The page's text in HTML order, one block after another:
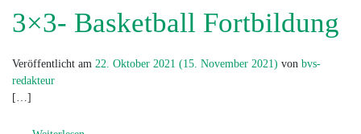
3×3- Basketball Fortbildung
Veröffentlicht am 22. Oktober 2021 (15. November 2021) von bvs-
redakteur
[…]